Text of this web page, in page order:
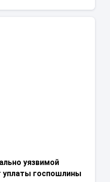
уязвимой
уплаты госпошлины